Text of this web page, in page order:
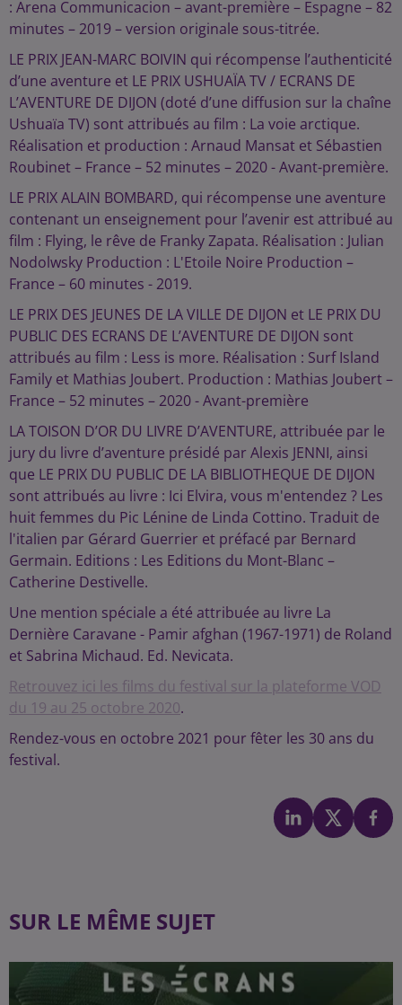
: Arena Communicacion – avant-première – Espagne – 82
minutes – 2019 – version originale sous-titrée.
LE PRIX JEAN-MARC BOIVIN qui récompense l’authenticité
d’une aventure et LE PRIX USHUAÏA TV / ECRANS DE
L’AVENTURE DE DIJON (doté d’une diffusion sur la chaîne
Ushuaïa TV) sont attribués au film : La voie arctique.
Réalisation et production : Arnaud Mansat et Sébastien
Roubinet – France – 52 minutes – 2020 - Avant-première.
LE PRIX ALAIN BOMBARD, qui récompense une aventure
contenant un enseignement pour l’avenir est attribué au
film : Flying, le rêve de Franky Zapata. Réalisation : Julian
Nodolwsky Production : L'Etoile Noire Production –
France – 60 minutes - 2019.
LE PRIX DES JEUNES DE LA VILLE DE DIJON et LE PRIX DU
PUBLIC DES ECRANS DE L’AVENTURE DE DIJON sont
attribués au film : Less is more. Réalisation : Surf Island
Family et Mathias Joubert. Production : Mathias Joubert –
France – 52 minutes – 2020 - Avant-première
LA TOISON D’OR DU LIVRE D’AVENTURE, attribuée par le
jury du livre d’aventure présidé par Alexis JENNI, ainsi
que LE PRIX DU PUBLIC DE LA BIBLIOTHEQUE DE DIJON
sont attribués au livre : Ici Elvira, vous m'entendez ? Les
huit femmes du Pic Lénine de Linda Cottino. Traduit de
l'italien par Gérard Guerrier et préfacé par Bernard
Germain. Editions : Les Editions du Mont-Blanc –
Catherine Destivelle.
Une mention spéciale a été attribuée au livre La
Dernière Caravane - Pamir afghan (1967-1971) de Roland
et Sabrina Michaud. Ed. Nevicata.
Retrouvez ici les films du festival sur la plateforme VOD
du 19 au 25 octobre 2020.
Rendez-vous en octobre 2021 pour fêter les 30 ans du
festival.
SUR LE MÊME SUJET